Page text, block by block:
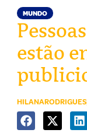
MUNDO
estão
HILANARODRIGUES